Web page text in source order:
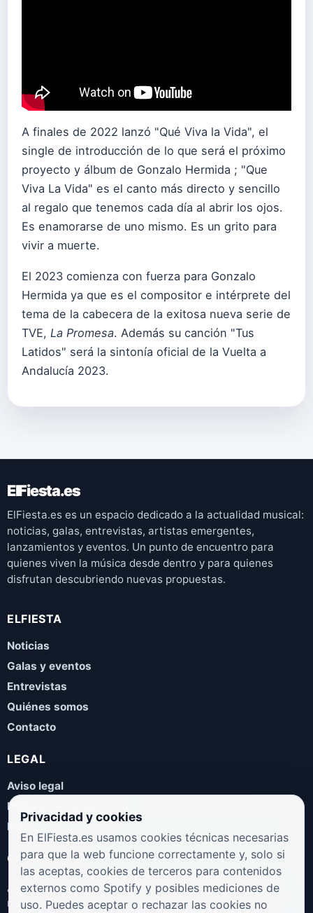
A finales de 2022 lanzó "Qué Viva la Vida", el
single de introducción de lo que será el próximo
proyecto y álbum de Gonzalo Hermida ; "Que
Viva La Vida" es el canto más directo y sencillo
al regalo que tenemos cada día al abrir los ojos.
Es enamorarse de uno mismo. Es un grito para
vivir a muerte.
El 2023 comienza con fuerza para Gonzalo
Hermida ya que es el compositor e intérprete del
tema de la cabecera de la exitosa nueva serie de
TVE, La Promesa. Además su canción "Tus
Latidos" será la sintonía oficial de la Vuelta a
Andalucía 2023.
ElFiesta.es
ElFiesta.es es un espacio dedicado a la actualidad musical:
noticias, galas, entrevistas, artistas emergentes,
lanzamientos y eventos. Un punto de encuentro para
quienes viven la música desde dentro y para quienes
disfrutan descubriendo nuevas propuestas.
ELFIESTA
Noticias
Galas y eventos
Entrevistas
Quiénes somos
Contacto
LEGAL
Aviso legal
Política de privacidad
Política de cookies
COLABORA
¿Eres artista, manager, sello o promotor? Envíanos tus
novedades, galas, entrevistas o propuestas musicales.
Privacidad y cookies
En ElFiesta.es usamos cookies técnicas necesarias
para que la web funcione correctamente y, solo si
las aceptas, cookies de terceros para contenidos
externos como Spotify y posibles mediciones de
uso. Puedes aceptar o rechazar las cookies no